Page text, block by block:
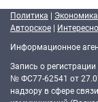
Политика | Экономика
Авторское |
Информационное
Запись о
№ ФС77-62541 от
надзору в сфере